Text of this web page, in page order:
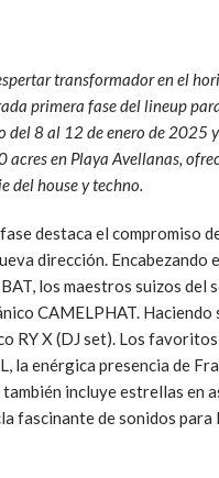
transformador en el
primera fase del lineup
del 8 al 12 de enero de 2025
acres en Playa Avellanas,
del house y techno.
destaca el compromiso
dirección. Encabezando
los maestros suizos del
CAMELPHAT.
RY X (DJ set). Los
la enérgica presencia de
incluye estrellas en
fascinante de sonidos para